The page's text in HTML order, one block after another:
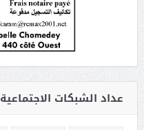
عداد الشبكات الاجتماعية